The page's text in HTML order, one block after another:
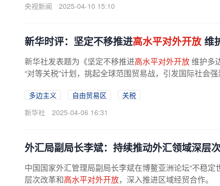
央视新闻
2025-04-10 15:10
新华时评：坚定不移推进高水平对外开放维
新华社发表题为《坚定不移推进高水平对外开放维护多
“对等关税”计划，挑起全球范围贸易战，引发国际社会
多边主义 自由贸易区
关税
新华社
2025-04-06 16:31
外汇局副局长李斌：持续推动外汇领域深层
中国国家外汇管理局副局长李斌在博鳌亚洲论坛“不稳
层次改革和高水平对外开放，深入推进区域经贸合作。